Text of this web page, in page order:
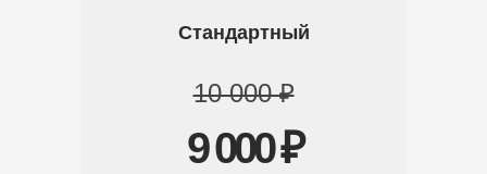
Стандартный
10 000 ₽
9 000 ₽